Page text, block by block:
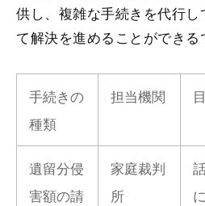
供し、複雑な手続きを代行
て解決を進めることができる
手続きの
種類
担当機関
遺留分侵
害額の請
家庭裁判
所